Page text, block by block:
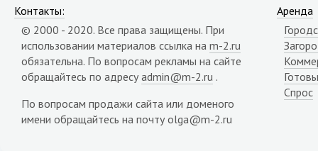
Контакты:
© 2000 - 2020. Все права защищены. При
использовании материалов ссылка на m-2.ru
обязательна. По вопросам рекламы на сайте
обращайтесь по адресу admin@m-2.ru .
По вопросам продажи сайта или доменого
имени обращайтесь на почту olga@m-2.ru
Аренда
Спрос